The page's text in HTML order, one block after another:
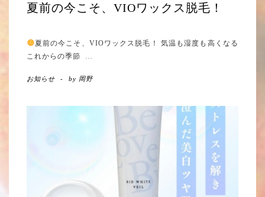
夏前の今こそ、VIOワックス脱毛！
夏前の今こそ、VIOワックス脱毛！ 気温も湿度も高くなる
これからの季節
お知らせ - by 岡野